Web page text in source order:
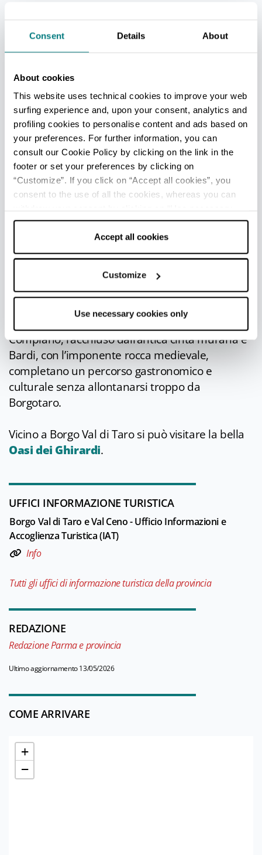
Consent Details About
About cookies
This website uses technical cookies to improve your web
surfing experience and, upon your consent, analytics and
profiling cookies to personalise content and ads based on
your preferences. For further information, you can
consult our Cookie Policy by clicking on the link in the
footer or set your preferences by clicking on
“Customize”. If you click on “Accept all cookies”, you
consent to the use of all the cookies, whereas you can
cookies only” and only the technical cookies for the
correct functioning of the website will be used.
Accept all cookies
Customize
Use necessary cookies only
racchiudono la storia, la cultura e l’anima della
vallata. Musica, mostre fotografiche e di
antiquariato arricchiscono ogni anno il
NEI DINTORNI
La Val Taro e l’adiacente Val Ceno racchiudono
numerosi paesi e borghi antichi, tra cuiBedonia
(13 km),Albareto(9 km),Compiano(11 km) e
perdere la visita al planetario di Bedonia,
inserito nel complesso del seminario vescovile.
Chi vuole continuare a gustare le tipicità del
territorio potrà fare una sosta nello storico
borgo di Albareto, collocato lungo la “Strada del
Compiano, racchiuso dall’antica cinta muraria e
Bardi, con l’imponente rocca medievale,
completano un percorso gastronomico e
culturale senza allontanarsi troppo da
Borgotaro.
Vicino a Borgo Val di Taro si può visitare la bella
Oasi dei Ghirardi.
UFFICI INFORMAZIONE TURISTICA
Borgo Val di Taro e Val Ceno - Ufficio Informazioni e
Accoglienza Turistica (IAT)
Info
Tutti gli uffici di informazione turistica della provincia
REDAZIONE
Redazione Parma e provincia
Ultimo aggiornamento 13/05/2026
COME ARRIVARE
+
−